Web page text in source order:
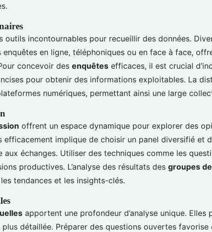
outils incontournables pour recueillir des données.
enquêtes en ligne, téléphoniques ou en face à face,
concevoir des enquêtes efficaces, il est crucial
pour obtenir des informations exploitables. La
numériques, permettant ainsi une large
offrent un espace dynamique pour explorer des
efficacement implique de choisir un panel diversifié et
aux échanges. Utiliser des techniques comme les
productives. L’analyse des résultats des groupes
tendances et les insights-clés.
apportent une profondeur d’analyse unique. Elles
détaillée. Préparer des questions ouvertes favorise